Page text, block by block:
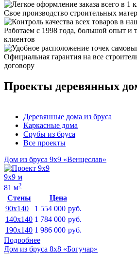
Свое производство строительных
Работаем с 1998 года, большой опыт и
клиентов
Официальная гарантия на все
договору
Проекты деревянных
Деревянные дома из бруса
Каркасные дома
Срубы из бруса
Все проекты
Дом из бруса 9х9 «Венцеслав»
9х9 м
81 м2
Стены
Цена
90x140
1 554 000 руб.
140x140 1 784 000 руб.
190x140 1 986 000 руб.
Подробнее
Дом из бруса 8х8 «Богучар»